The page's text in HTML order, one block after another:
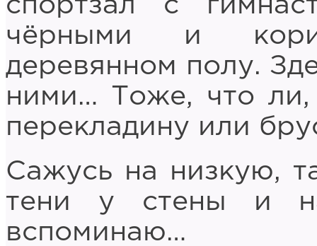
спортзал с
чёрными и
деревянном полу.
ними… Тоже, что ли,
перекладину или
Сажусь на низкую,
тени у стены и
вспоминаю…